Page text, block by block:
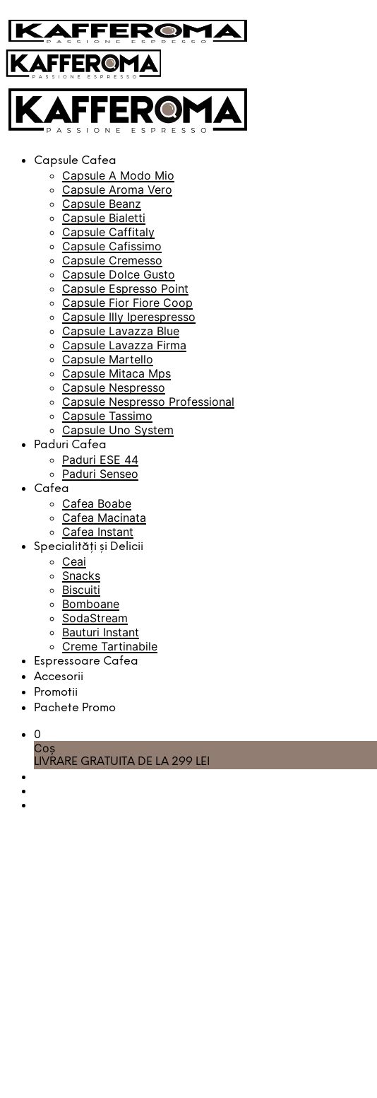
Capsule Cafea
Capsule A Modo Mio
Capsule Aroma Vero
Capsule Beanz
Capsule Bialetti
Capsule Caffitaly
Capsule Cafissimo
Capsule Cremesso
Capsule Dolce Gusto
Capsule Espresso Point
Capsule Fior Fiore Coop
Capsule Illy Iperespresso
Capsule Lavazza Blue
Capsule Lavazza Firma
Capsule Martello
Capsule Mitaca Mps
Capsule Nespresso
Capsule Nespresso Professional
Capsule Tassimo
Capsule Uno System
Paduri Cafea
Paduri ESE 44
Paduri Senseo
Cafea
Cafea Boabe
Cafea Macinata
Cafea Instant
Specialități și Delicii
Ceai
Snacks
Biscuiti
Bomboane
SodaStream
Bauturi Instant
Creme Tartinabile
Espressoare Cafea
Accesorii
Promotii
Pachete Promo
0
Coș
LIVRARE GRATUITA DE LA 299 LEI